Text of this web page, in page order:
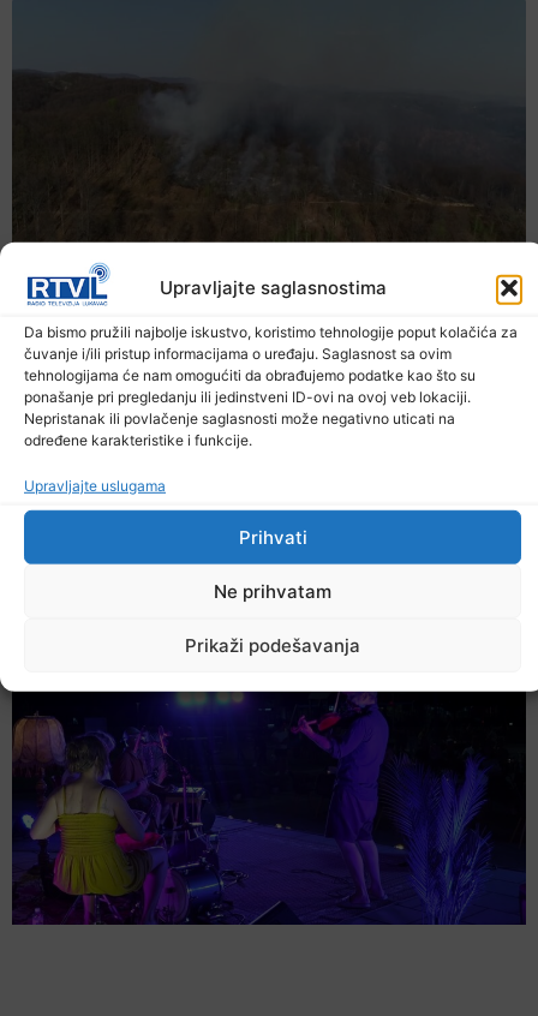
Upravljajte saglasnostima
Da bismo pružili najbolje iskustvo, koristimo tehnologije poput kolačića za
čuvanje i/ili pristup informacijama o uređaju. Saglasnost sa ovim
tehnologijama će nam omogućiti da obrađujemo podatke kao što su
ponašanje pri pregledanju ili jedinstveni ID-ovi na ovoj veb lokaciji.
Nepristanak ili povlačenje saglasnosti može negativno uticati na
određene karakteristike i funkcije.
Upravljajte uslugama
Prihvati
Ne prihvatam
Prikaži podešavanja
U TK povećan broj požara